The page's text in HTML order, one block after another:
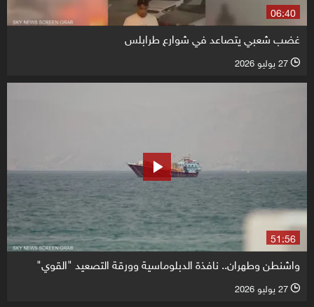
06:40
غضب شعبي يتصاعد في شوارع طرابلس
l 27 يوليو 2026
51:56
واشنطن وطهران.. نافذة الدبلوماسية وورقة التصعيد "القوي"
l 27 يوليو 2026